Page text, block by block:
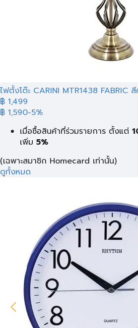
ไฟตั้งโต๊ะ CARINI MTR1438 FABRIC
฿ 1,499
฿ 1,590-5%
เมื่อซื้อสินค้าที่ร่วมรายการ ตั้งแต่
เพิ่ม 5%
(เฉพาะสมาชิก Homecard เท่านั้น)
ดูทั้งหมด